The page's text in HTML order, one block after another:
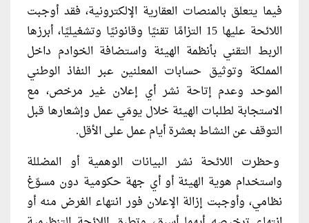
فيما يتعلق بالمنصات العقارية الإلكترونية، فقد أوجبت
اللائحة عليها 15 التزامًا تقنيًا وقانونيًا وتشغيليًا، أبرزها
الربط التقني بأنظمة الهيئة واستضافة الخوادم داخل
المملكة وتوثيق حسابات المعلنين عبر النفاذ الوطني
الموحد وعدم إتاحة نشر أي إعلان غير مرخص، مع
الاستجابة لطلبات الهيئة خلال يومَي عمل وإشعارها قبل
التوقف عن النشاط بعشرة أيام عمل على الأقل.
وحظرت اللائحة نشر البيانات الوهمية أو المضللة
واستخدام هوية الهيئة أو أي جهة حكومية دون مسوّغ
نظامي، وأوجبت إزالة الإعلان فور انتهاء الغرض منه أو